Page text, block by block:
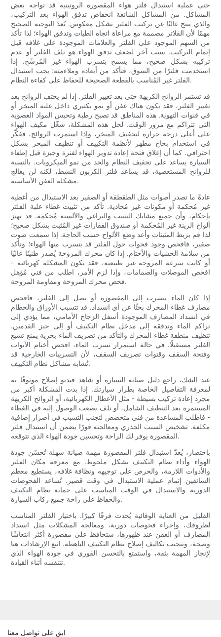
حتى عملية استبدال فلتر هواء المقصورة الروتينية قد تواجه بعض
المشاكل. من المشاكل الشائعة انخفاض تدفق الهواء بعد التركيب،
والذي ينتج غالبًا عن تركيب الفلتر بشكل معكوس. يُعدّ التوجيه الصحيح
مهمًا لأن الفلاتر مصممة مع مراعاة اتجاه الطيات وتدفق الهواء؛ لذا تأكد
من السهم الموجود على الفلتر والعلامات الموجودة على غلافه قبل
إتمام التركيب. سبب آخر لضعف تدفق الهواء هو تلف الفلتر أو عدم
تركيبه بشكل صحيح، مما يسمح بتسرب الهواء غير المُرشّح. إذا
استخدمت فلترًا من السوق، فتأكد من أبعاده وملاءمته؛ يجب استبدال
الفلتر غير المُناسب بالقطعة الصحيحة للحفاظ على كفاءة النظام.
قد تستمر الروائح الكريهة حتى بعد تغيير الفلتر. إذا لم يختفِ الروائح بعد
تغيير الفلتر، فقد يكون هناك عفن أو نمو بكتيري داخل علبة المبخر أو
في قنوات التهوية. هذه المناطق قد تصبح رطبة وتحبس المواد العضوية
التي تتراكم مع مرور الوقت. لحل هذه المشكلة، شغّل مكيف الهواء
على أعلى درجة حرارة لتجفيف المبخر، وإذا استمرت الروائح، ففكّر
في استخدام بخاخ مطهر لأنظمة التكييف أو تنظيف المبخر بشكل
احترافي. كما أن إغلاق فتحة إعادة تدوير الهواء لفترة وجيزة قبل إطفاء
السيارة يساعد على تجفيف النظام والحد من نمو الميكروبات. بالنسبة
للروائح المستعصية، قد يساعد فلتر الكربون النشط، لكنه لن يعالج
مشكلة العفن الأساسية.
عادةً ما تصدر أصوات مثل الطقطقة أو الصفير بعد الاستبدال من أغطية
غير مُحكمة أو مكونات غير مُحاذية. تأكد من تثبيت غطاء علبة الفلتر
بإحكام، وأن جميع مشابك التثبيت والبراغي والألسنة مُحكمة. قد تهتز
ألواح الزينة غير المُحكمة أو صندوق القفازات غير المُثبت بشكل صحيح؛
لذا قم بربط المثبتات وأعد وضع الألواح حسب الحاجة. إذا سمعت صوت
صفير، فافحص وجود فجوات حول الفلتر قد يتسرب منها الهواء؛ وتأكد
من سلامة الحشيات والأختام. إذا كان محرك المروحة يُصدر طنينًا عاليًا
أو كانت سرعة المروحة غير طبيعية، فقد تكون المشكلة كهربائية -
افحص الموصلات والصمامات، وإذا لزم الأمر، اطلب من فني مُؤهل
فحص محرك المروحة ومقاومة المروحة.
إذا كان الماء يتسرب إلى المقصورة أو يصل إلى الفلتر، فافحص
مصارف غطاء المحرك بحثًا عن أي انسداد. قد تتسبب الأوراق والحطام
في انسداد المصارف الموجودة أسفل الزجاج الأمامي، مما يؤدي إلى
تراكم الماء وتدفقه إلى مدخل نظام التكييف أو إلى حيز القدمين.
تنظيف منطقة غطاء المحرك والتأكد من تصريف الماء بحرية يمنع تشبع
الفلتر مستقبلًا. في حالة استمرار تسرب الماء، افحص أختام الأبواب
وفتحة السقف وقنوات تصريف السقف، لأن التسريبات الخارجية قد
تُشابه مشاكل نظام التكييف.
عند الشك، راجع دليل صيانة السيارة أو شاهد فيديو إصلاح موثوقًا به
لمعرفة التفاصيل الخاصة بطراز سيارتك. إذا بدت المشكلة أكبر من
مجرد إعادة تركيب بسيطة - مثل الأعطال الكهربائية، أو الروائح الكريهة
المستمرة بعد التنظيف الشامل، أو تلف يصعب الوصول إليه في الغطاء
- فاطلب المساعدة من فني متخصص لتجنب التسبب في أضرار إضافية
مكلفة. تشخيص السبب الجذري ومعالجته فورًا يضمن أن استبدال فلتر
المقصورة يوفر لك الراحة وتحسين جودة الهواء الذي تتوقعه.
باختصار، يُعدّ استبدال فلتر المقصورة مهمة صيانة سهلة تُحسّن جودة
الهواء وأداء نظام التكييف بشكل ملحوظ. مع معرفة مكان الفلتر
والأدوات اللازمة، والحرص على توجيهه ونظافة غلافه، يستطيع معظم
السائقين إتمام عملية الاستبدال في وقت قصير. تُساعد الفحوصات
الدورية والاستبدال في الوقت المناسب على حماية نظام التكييف
والحفاظ على راحة جميع ركاب السيارة.
القليل من العناية الوقائية يُحدث فرقًا كبيرًا. باختيار الفلتر المناسب
لظروفك، وإجراء فحوصات دورية، ومعالجة المشكلات مثل انسداد
المصارف أو العفن عند ظهورها، ستحافظ على مقصورة أكثر انتعاشًا
وصحة، وتتجنب تكاليف إصلاح نظام التكييف الباهظة. اتبع الإرشادات هنا
لإنجاز المهمة بثقة، واستمتع بالتحسن الفوري في جودة الهواء الذي
تتنفسه أثناء القيادة.
ابق على تواصل معنا